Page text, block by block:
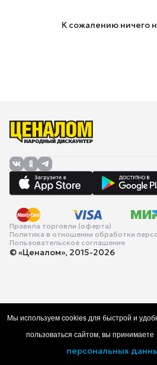
К сожалению ничего
Правила торговли (оферта)
Политика в отношении обработки
Пользовательское соглашение
© «Ценалом», 2015-2026
Каталог Корзина
Мы используем cookies для быстрой и
пользоваться сайтом, вы принимаете
персональных